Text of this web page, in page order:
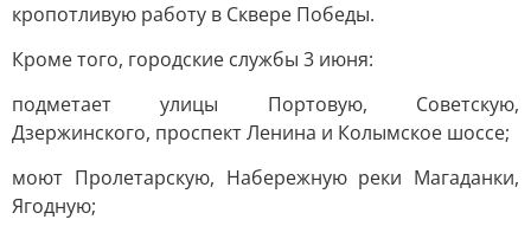
кропотливую работу в Сквере Победы.
Кроме того, городские службы 3 июня:
подметает улицы Портовую, Советскую,
Дзержинского, проспект Ленина и Колымское шоссе;
моют Пролетарскую, Набережную реки Магаданки,
Ягодную;